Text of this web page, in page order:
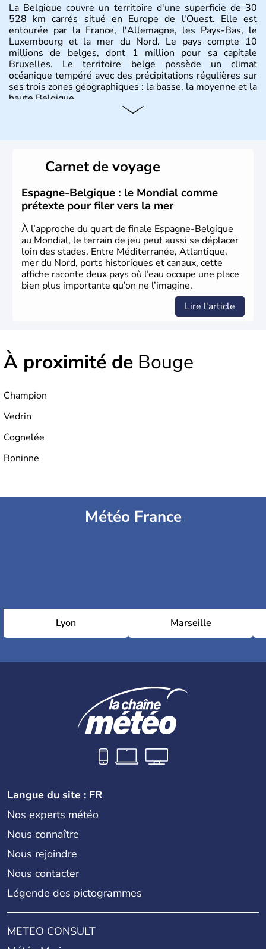
La Belgique couvre un territoire d'une superficie de 30
528 km carrés situé en Europe de l'Ouest. Elle est
entourée par la France, l'Allemagne, les Pays-Bas, le
Luxembourg et la mer du Nord. Le pays compte 10
millions de belges, dont 1 million pour sa capitale
Bruxelles. Le territoire belge possède un climat
océanique tempéré avec des précipitations régulières sur
ses trois zones géographiques : la basse, la moyenne et la
haute Belgique.
effectuée par Jules César : les Gaulois, les Aquitains et
les Belges. Décrite comme la nation la plus brave par le
général romain, la Belgique a été divisée en deux pays
jusqu'en 1795 : les Pays-Bas du Sud et la principauté de
Liège. Il faut attendre jusqu'en 1980 pour qu'elle
devienne un Etat fédéral reconnu par la constitution de
1993.
Carnet de voyage
Espagne-Belgique : le Mondial comme
prétexte pour filer vers la mer
À l’approche du quart de finale Espagne-Belgique
au Mondial, le terrain de jeu peut aussi se déplacer
loin des stades. Entre Méditerranée, Atlantique,
mer du Nord, ports historiques et canaux, cette
affiche raconte deux pays où l’eau occupe une place
bien plus importante qu’on ne l’imagine.
Lire l'article
À proximité de Bouge
Champion
Vedrin
Cognelée
Boninne
Météo France
Lyon Marseille
Langue du site : FR
Nos experts météo
Nous connaître
Nous rejoindre
Nous contacter
Légende des pictogrammes
METEO CONSULT